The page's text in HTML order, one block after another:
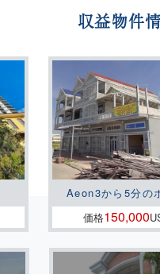
収益物件
Aeon3から5分の
価格150,000